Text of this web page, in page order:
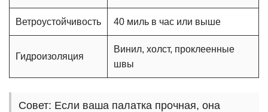
Ветроустойчивость 40 миль в час или выше
Гидроизоляция
Винил, холст, проклеенные
швы
Совет: Если ваша палатка прочная, она